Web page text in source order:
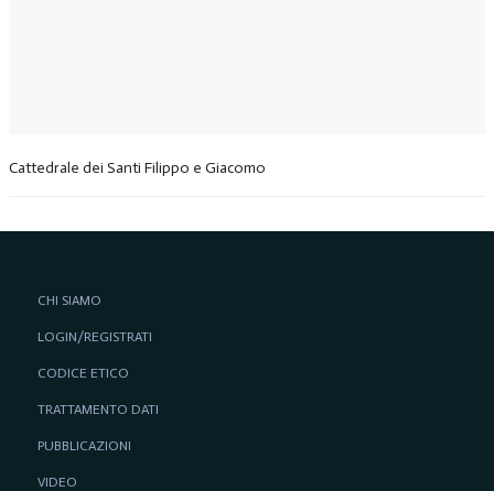
Cattedrale dei Santi Filippo e Giacomo
CHI SIAMO
LOGIN/REGISTRATI
CODICE ETICO
TRATTAMENTO DATI
PUBBLICAZIONI
VIDEO